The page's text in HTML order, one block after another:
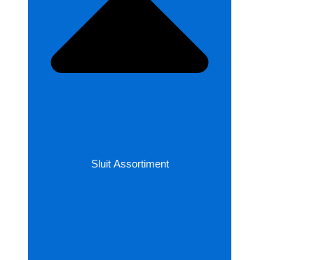
Sluit Assortiment